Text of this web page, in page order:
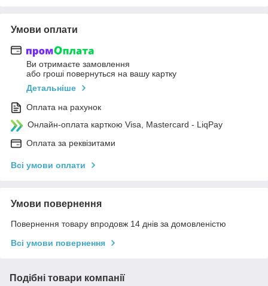
Умови оплати
Ви отримаєте замовлення
або гроші повернуться на вашу картку
Детальніше
Оплата на рахунок
Онлайн-оплата карткою Visa, Mastercard - LiqPay
Оплата за реквізитами
Всі умови оплати
Умови повернення
Повернення товару впродовж 14 днів за домовленістю
Всі умови повернення
Подібні товари компанії